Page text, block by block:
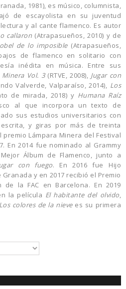
1981), es músico, columnista,
de escayolista en su juventud
y al cante flamenco. Es autor
callaron (Atrapasueños, 2010) y de
de lo imposible(Atrapasueños,
de flamenco en solitario con
inédita en música. Entre sus
Minera Vol. 3(RTVE, 2008), Jugar con
Valverde, Valparaíso, 2014), Los
de mirada, 2018) y Humana Raíz
al que incorpora un texto de
sus estudios universitarios con
y giras por más de treinta
Lámpara Minera del Festival
En 2014 fue nominado al Grammy
Álbum de Flamenco, junto a
con fuego. En 2016 fue Hijo
y en 2017 recibió el Premio
de la FAC en Barcelona. En 2019
la película El habitante del olvido
Los colores de la nievees su primera